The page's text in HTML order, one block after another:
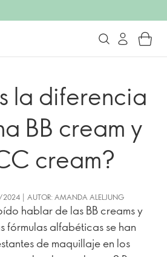
la diferencia
BB cream y
cream?
| AUTOR: AMANDA ALELJUNG
hablar de las BB creams y
fórmulas alfabéticas se han
de maquillaje en los